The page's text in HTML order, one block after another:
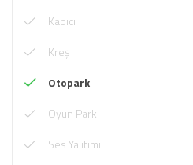
Kapıcı
Kreş
Otopark
Oyun Parkı
Ses Yalıtımı